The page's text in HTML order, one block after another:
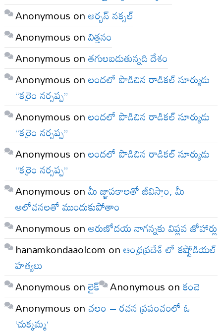
Anonymous onఅర్బన్ నక్సల్
Anonymous onవిత్తనం
Anonymous onతగులబడుతున్నది దేశం
Anonymous onలందలో పొడిచిన రాడికల్ సూర్యుడు
“కర్రెం నర్సప్ప”
Anonymous onలందలో పొడిచిన రాడికల్ సూర్యుడు
“కర్రెం నర్సప్ప”
Anonymous onలందలో పొడిచిన రాడికల్ సూర్యుడు
“కర్రెం నర్సప్ప”
Anonymous onమీ జ్ఞాపకాలతో జీవిస్తాం, మీ
ఆలోచనలతో ముందుకుపోతాం
Anonymous onఅరుణోదయ నాగన్నకు విప్లవ జోహార్లు
hanamkondaaolcom onఆంధ్రప్రదేశ్ లో కష్టోడియల్
హత్యలు
Anonymous onలైక్ Anonymous onకంచె
Anonymous onచలం – రచన ప్రపంచంలో ఓ
‘చుక్కమ్మ’